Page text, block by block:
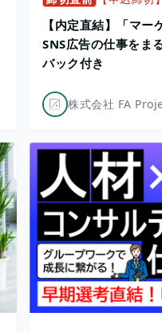
【内定直結】「マ
SNS広告の仕事を
バック付き
株式会社 FA